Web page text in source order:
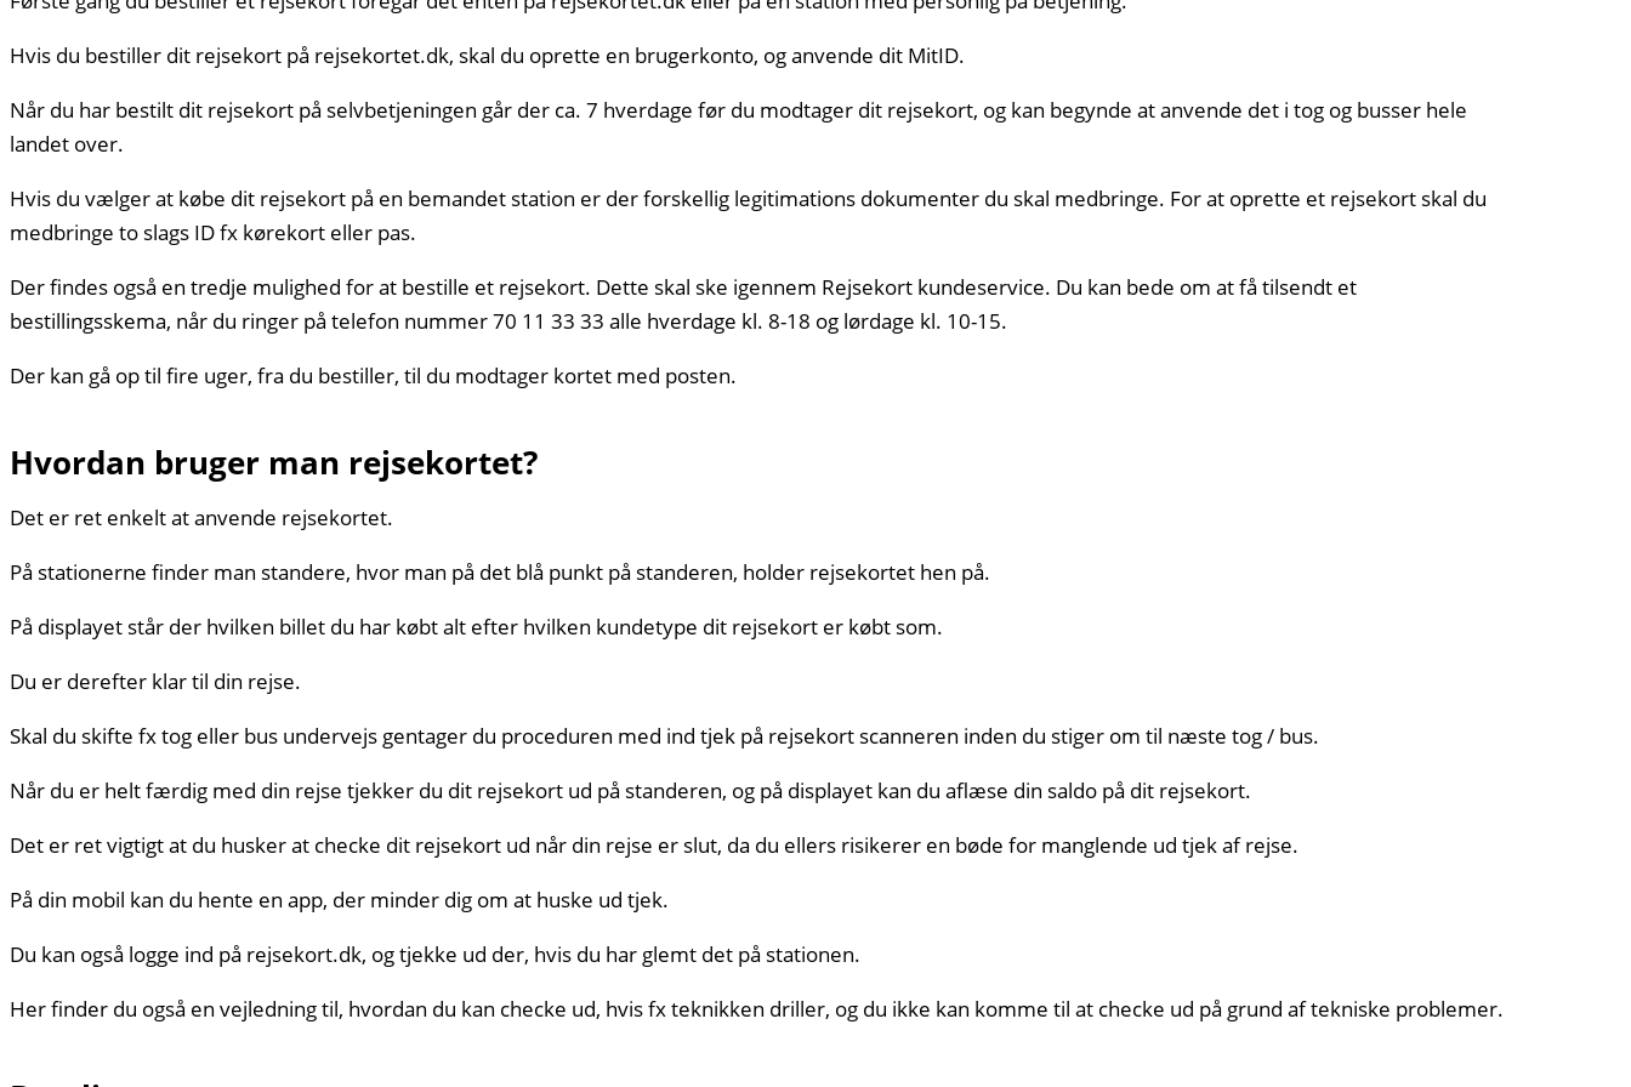
Hvis du bestiller dit rejsekort på rejsekortet.dk, skal du oprette en brugerkonto, og anvende dit MitID.
Når du har bestilt dit rejsekort på selvbetjeningen går der ca. 7 hverdage før du modtager dit rejsekort, og kan begynde at anvende det i tog og busser hele
landet over.
Hvis du vælger at købe dit rejsekort på en bemandet station er der forskellig legitimations dokumenter du skal medbringe. For at oprette et rejsekort skal du
medbringe to slags ID fx kørekort eller pas.
Der findes også en tredje mulighed for at bestille et rejsekort. Dette skal ske igennem Rejsekort kundeservice. Du kan bede om at få tilsendt et
bestillingsskema, når du ringer på telefon nummer 70 11 33 33 alle hverdage kl. 8-18 og lørdage kl. 10-15.
Der kan gå op til fire uger, fra du bestiller, til du modtager kortet med posten.
Hvordan bruger man rejsekortet?
Det er ret enkelt at anvende rejsekortet.
På stationerne finder man standere, hvor man på det blå punkt på standeren, holder rejsekortet hen på.
På displayet står der hvilken billet du har købt alt efter hvilken kundetype dit rejsekort er købt som.
Du er derefter klar til din rejse.
Skal du skifte fx tog eller bus undervejs gentager du proceduren med ind tjek på rejsekort scanneren inden du stiger om til næste tog / bus.
Når du er helt færdig med din rejse tjekker du dit rejsekort ud på standeren, og på displayet kan du aflæse din saldo på dit rejsekort.
Det er ret vigtigt at du husker at checke dit rejsekort ud når din rejse er slut, da du ellers risikerer en bøde for manglende ud tjek af rejse.
På din mobil kan du hente en app, der minder dig om at huske ud tjek.
Du kan også logge ind på rejsekort.dk, og tjekke ud der, hvis du har glemt det på stationen.
Her finder du også en vejledning til, hvordan du kan checke ud, hvis fx teknikken driller, og du ikke kan komme til at checke ud på grund af tekniske problemer.